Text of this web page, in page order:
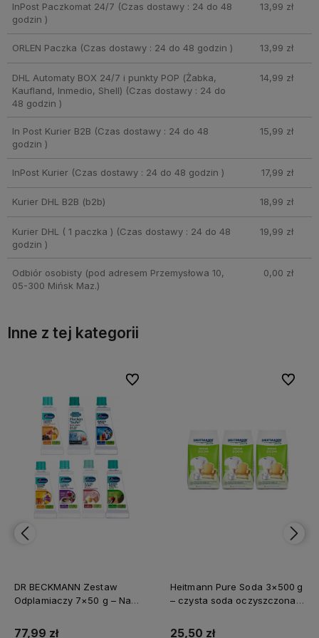
InPost Paczkomat 24/7 (Czas dostawy : 24 do 48
godzin )
13,99 zł
ORLEN Paczka (Czas dostawy : 24 do 48 godzin ) 13,99 zł
DHL Automaty BOX 24/7 i punkty POP (Żabka,
Kaufland, Inmedio, Shell) (Czas dostawy : 24 do
48 godzin )
14,99 zł
In Post Kurier B2B (Czas dostawy : 24 do 48
godzin )
15,99 zł
InPost Kurier (Czas dostawy : 24 do 48 godzin ) 17,99 zł
Kurier DHL B2B (b2b) 18,99 zł
Kurier DHL ( 1 paczka ) (Czas dostawy : 24 do 48
godzin )
19,99 zł
Odbiór osobisty (pod adresem Przemysłowa 10,
05-300 Mińsk Maz.)
0,00 zł
Inne z tej kategorii
DR BECKMANN Zestaw
Odplamiaczy 7×50 g – Na
Niemiec
77,99 zł
Do ulubionych
Do ulubionych
Heitmann Pure Soda 3×500 g
– czysta soda oczyszczona z
wszechstronnego użytku
25,50 zł
Do
Do